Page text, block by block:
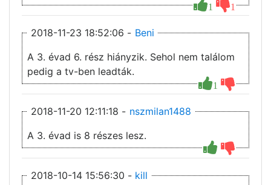
1 1
2018-11-23 18:52:06 - Beni
1
A 3. évad 6. rész hiányzik. Sehol nem találom
pedig a tv-ben leadták.
2018-11-20 12:11:18 - nszmilan1488
A 3. évad is 8 részes lesz.
2018-10-14 15:56:30 - kill